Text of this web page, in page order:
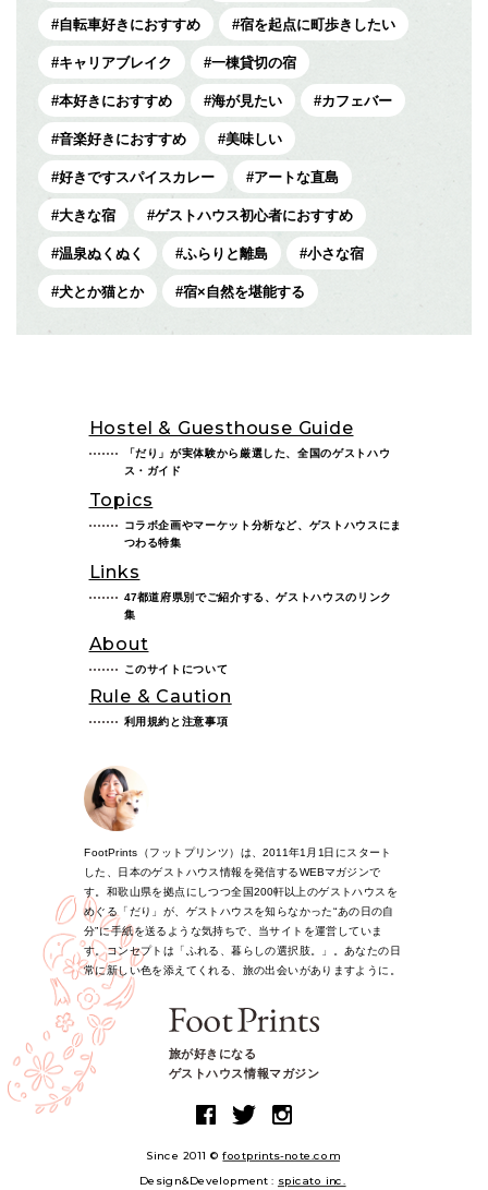
自転車好きにおすすめ 宿を起点に町歩きしたい
キャリアブレイク 一棟貸切の宿
本好きにおすすめ 海が見たい カフェバー
音楽好きにおすすめ 美味しい
好きですスパイスカレー アートな直島
大きな宿 ゲストハウス初心者におすすめ
温泉ぬくぬく ふらりと離島 小さな宿
犬とか猫とか 宿×自然を堪能する
Hostel & Guesthouse Guide
「だり」が実体験から厳選した、全国のゲストハウ
ス・ガイド
Topics
コラボ企画やマーケット分析など、ゲストハウスにま
つわる特集
Links
47都道府県別でご紹介する、ゲストハウスのリンク
集
About
このサイトについて
Rule & Caution
利用規約と注意事項
FootPrints（フットプリンツ）は、2011年1月1日にスタート
した、日本のゲストハウス情報を発信するWEBマガジンで
す。和歌山県を拠点にしつつ全国200軒以上のゲストハウスを
めぐる「だり」が、ゲストハウスを知らなかった“あの日の自
分”に手紙を送るような気持ちで、当サイトを運営していま
す。コンセプトは「ふれる、暮らしの選択肢。」。あなたの日
常に新しい色を添えてくれる、旅の出会いがありますように。
旅が好きになる
ゲストハウス情報マガジン
Since 2011 © footprints-note.com
Design&Development : spicato inc.